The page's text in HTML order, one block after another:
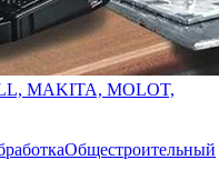
MAKITA, MOLOT,
Общестроительный